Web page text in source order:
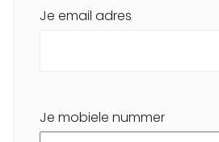
Je email adres
Je mobiele nummer